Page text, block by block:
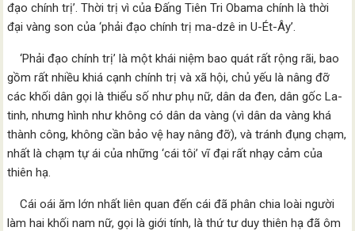
đạo chính trị’. Thời trị vì của Đấng Tiên Tri Obama chính là thời
đại vàng son của ‘phải đạo chính trị ma-dzê in U-Ét-Ây’.
‘Phải đạo chính trị’ là một khái niệm bao quát rất rộng rãi, bao
gồm rất nhiều khiá cạnh chính trị và xã hội, chủ yếu là nâng đỡ
các khối dân gọi là thiểu số như phụ nữ, dân da đen, dân gốc La-
tinh, nhưng hình như không có dân da vàng (vì dân da vàng khá
thành công, không cần bảo vệ hay nâng đỡ), và tránh đụng chạm,
nhất là chạm tự ái của những ‘cái tôi’ vĩ đại rất nhạy cảm của
thiên hạ.
Cái oái ăm lớn nhất liên quan đến cái đã phân chia loài người
làm hai khối nam nữ, gọi là giới tính, là thứ tư duy thiên hạ đã ôm